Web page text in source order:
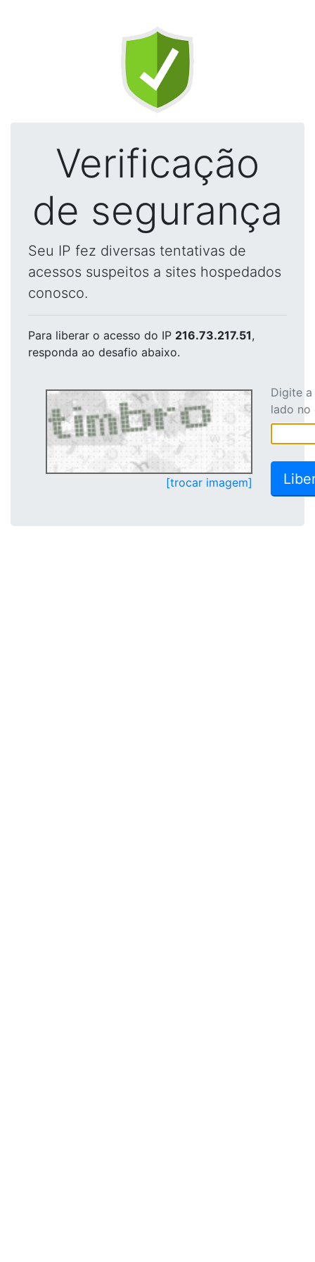
Verificação
de segurança
Seu IP fez diversas tentativas de
acessos suspeitos a sites hospedados
conosco.
Para liberar o acesso do IP 216.73.217.51,
responda ao desafio abaixo.
[trocar imagem]
Digite
lado no